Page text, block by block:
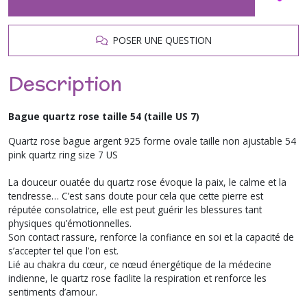
POSER UNE QUESTION
Description
Bague quartz rose taille 54 (taille US 7)
Quartz rose bague argent 925 forme ovale taille non ajustable 54
pink quartz ring size 7 US
La douceur ouatée du quartz rose évoque la paix, le calme et la
tendresse… C’est sans doute pour cela que cette pierre est
réputée consolatrice, elle est peut guérir les blessures tant
physiques qu’émotionnelles.
Son contact rassure, renforce la confiance en soi et la capacité de
s’accepter tel que l’on est.
Lié au chakra du cœur, ce nœud énergétique de la médecine
indienne, le quartz rose facilite la respiration et renforce les
sentiments d’amour.